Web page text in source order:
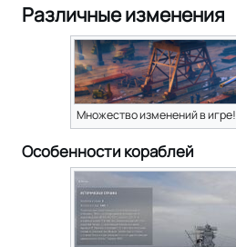
Различные изменения
Множество изменений в игре!
Особенности кораблей